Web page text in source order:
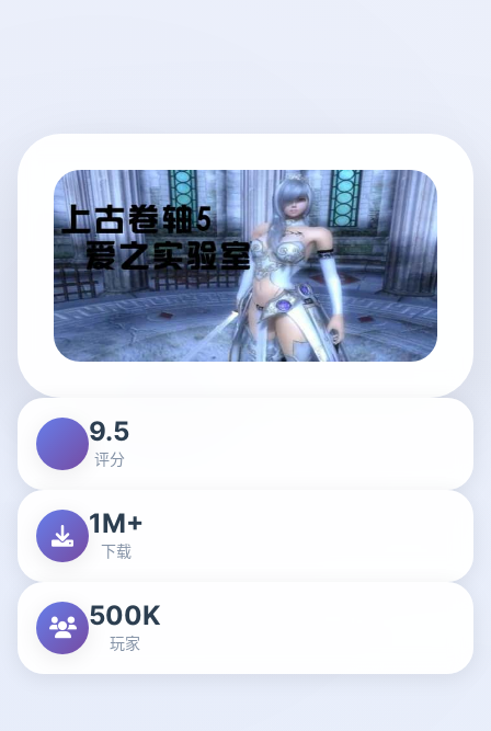
9.5
评分
1M+
下载
500K
玩家